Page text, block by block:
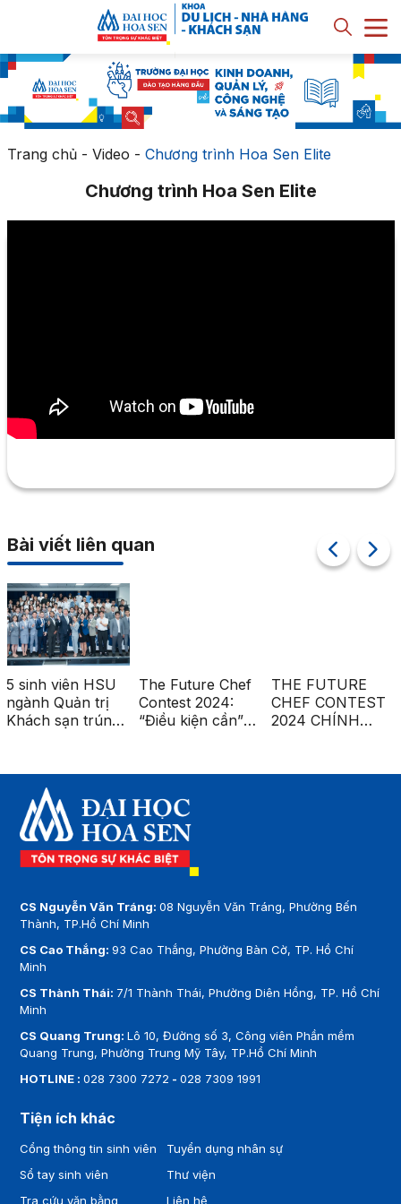
Trang chủ- Video - Chương trình Hoa Sen Elite
Chương trình Hoa Sen Elite
Bài viết liên quan
5 sinh viên HSU
ngành Quản trị
Khách sạn trúng
Grand Hyatt
Nashville (Mỹ)
The Future Chef
Contest 2024:
“Điều kiện cần”
bếp trẻ Việt Nam
THE FUTURE
CHEF CONTEST
2024 CHÍNH
ĐỀ “HÀNH
CS Nguyễn Văn Tráng:08 Nguyễn Văn Tráng, Phường Bến
Thành, TP.Hồ Chí Minh
CS Cao Thắng:93 Cao Thắng, Phường Bàn Cờ, TP. Hồ Chí
Minh
CS Thành Thái: 7/1 Thành Thái, Phường Diên Hồng, TP. Hồ Chí
Minh
CS Quang Trung:Lô 10, Đường số 3, Công viên Phần mềm
Quang Trung, Phường Trung Mỹ Tây, TP.Hồ Chí Minh
HOTLINE :028 7300 7272 -028 7309 1991
Tiện ích khác
Cổng thông tin sinh viên
Sổ tay sinh viên
Tra cứu văn bằng
Tuyển dụng nhân sự
Thư viện
Liên hệ